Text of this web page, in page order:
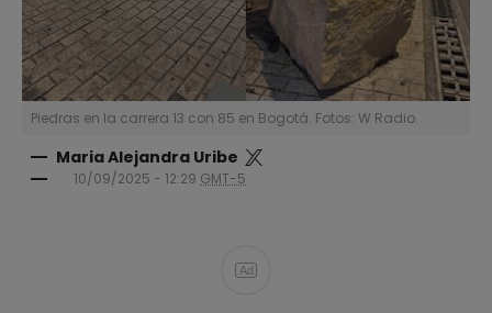
Piedras en la carrera 13 con 85 en Bogotá. Fotos: W Radio.
Maria Alejandra Uribe
10/09/2025 - 12:29 GMT-5
Ad